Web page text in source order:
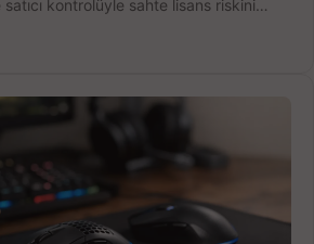
kontrolüyle sahte lisans riskini